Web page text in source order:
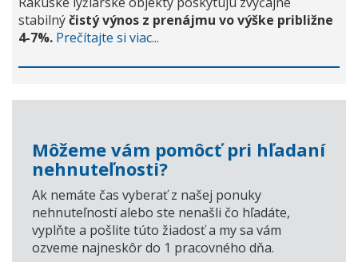
stabilnýčistý výnos z prenájmu vo výške približne
4-7%. Prečítajte si viac...
Môžeme vám pomôcť pri hľadaní
nehnuteľnosti?
Ak nemáte čas vyberať z našej ponuky
nehnuteľností alebo ste nenašli čo hľadáte,
vyplňte a pošlite túto žiadosť a my sa vám
ozveme najneskôr do 1 pracovného dňa.